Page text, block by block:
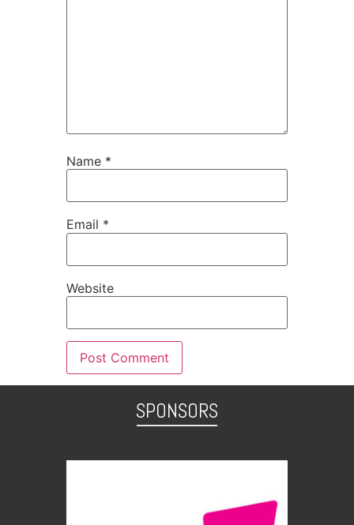
Name *
Email *
Website
SPONSORS